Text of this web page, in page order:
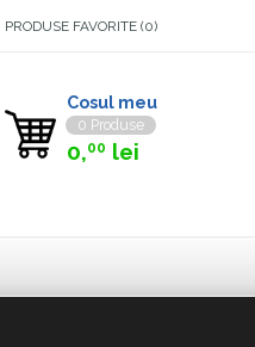
PRODUSE FAVORITE 0
Cosul meu
0 Produse
0,00 lei